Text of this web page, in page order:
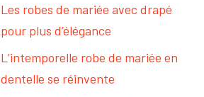
Les robes de mariée avec drapé
pour plus d’élégance
L’intemporelle robe de mariée en
dentelle se réinvente